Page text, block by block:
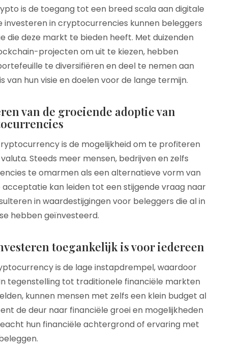
is de toegang tot een breed scala aan digitale
in cryptocurrencies kunnen beleggers
die deze markt te bieden heeft. Met duizenden
projecten om uit te kiezen, hebben
te diversifiëren en deel te nemen aan
hun visie en doelen voor de lange termijn.
van de groeiende adoptie van
is de mogelijkheid om te profiteren
Steeds meer mensen, bedrijven en zelfs
te omarmen als een alternatieve vorm van
kan leiden tot een stijgende vraag naar
in waardestijgingen voor beleggers die al in
hebben geïnvesteerd.
toegankelijk is voor iedereen
is de lage instapdrempel, waardoor
tegenstelling tot traditionele financiële markten
kunnen mensen met zelfs een klein budget al
de deur naar financiële groei en mogelijkheden
hun financiële achtergrond of ervaring met